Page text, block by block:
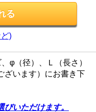
)
φ（径）、Ｌ（長さ）
ざいます）にお書き下
いただけます。